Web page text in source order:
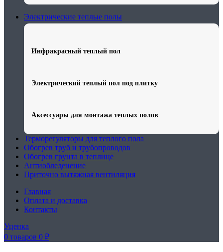
Электрические теплые полы
Инфракрасный теплый пол
Электрический теплый пол под плитку
Аксессуары для монтажа теплых полов
Терморегуляторы для теплого пола
Обогрев труб и трубопроводов
Обогрев грунта в теплице
Антиобледенение
Приточно вытяжная вентиляция
Главная
Оплата и доставка
Контакты
Уценка
0 товаров 0 ₽